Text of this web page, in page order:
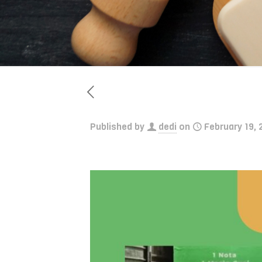
Published by dedi on February 19,